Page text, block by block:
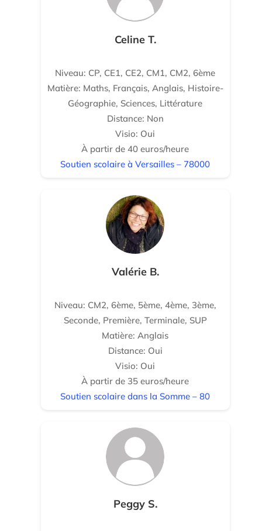
Celine T.
Niveau: CP, CE1, CE2, CM1, CM2, 6ème
Matière: Maths, Français, Anglais, Histoire-
Géographie, Sciences, Littérature
Distance: Non
Visio: Oui
À partir de 40 euros/heure
Soutien scolaire à Versailles – 78000
Valérie B.
Niveau: CM2, 6ème, 5ème, 4ème, 3ème,
Seconde, Première, Terminale, SUP
Matière: Anglais
Distance: Oui
Visio: Oui
À partir de 35 euros/heure
Soutien scolaire dans la Somme – 80
Peggy S.